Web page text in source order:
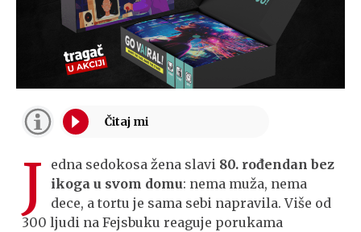
PRIJAVI LAŽNU VEST!
J edna sedokosa žena slavi 80. rođendan bez
ikoga u svom domu: nema muža, nema
dece, a tortu je sama sebi napravila. Više od
300 ljudi na Fejsbuku reaguje porukama